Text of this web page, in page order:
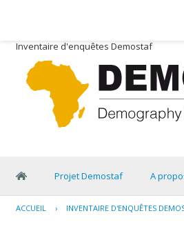
Inventaire d'enquêtes Demostaf
Projet Demostaf A
ACCUEIL › INVENTAIRE D'ENQUÊTES